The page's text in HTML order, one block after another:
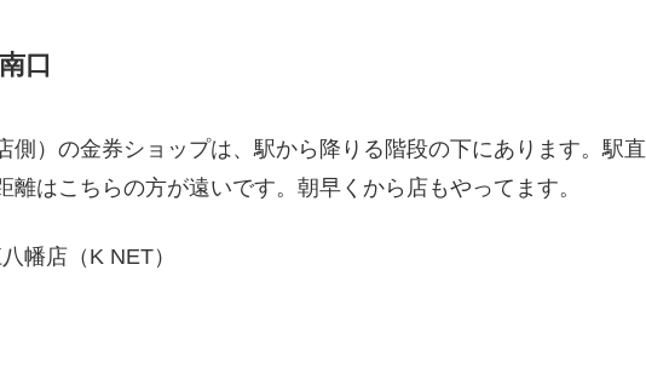
口
側）の金券ショップは、駅から降りる階段の下にあります。駅直
離はこちらの方が遠いです。朝早くから店もやってます。
幡店（K NET）